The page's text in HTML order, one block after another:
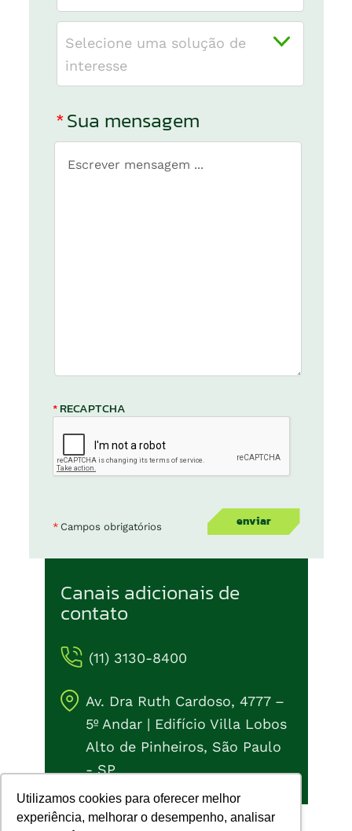
Utilizamos cookies para oferecer melhor
experiência, melhorar o desempenho, analisar
Selecione uma solução de
interesse
*Sua mensagem
*RECAPTCHA
* Campos obrigatórios
Canais adicionais de
contato
(11) 3130-8400
Av. Dra Ruth Cardoso, 4777 –
5º Andar | Edifício Villa Lobos
Alto de Pinheiros, São Paulo
- SP